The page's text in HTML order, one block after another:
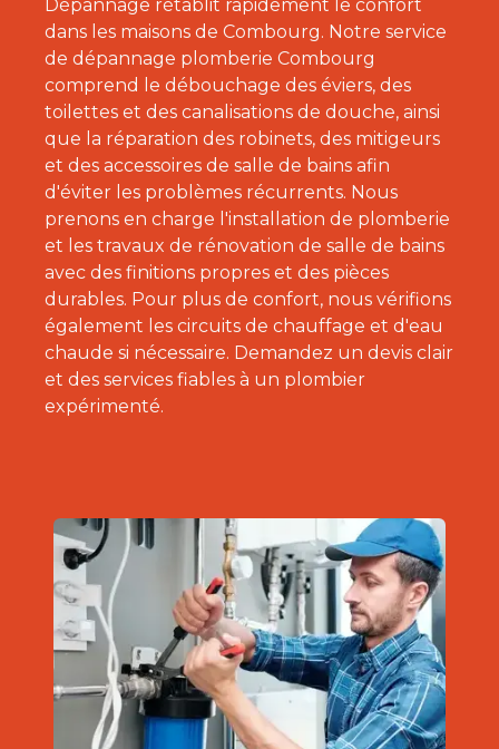
Dépannage rétablit rapidement le confort
dans les maisons de Combourg. Notre service
de dépannage plomberie Combourg
comprend le débouchage des éviers, des
toilettes et des canalisations de douche, ainsi
que la réparation des robinets, des mitigeurs
et des accessoires de salle de bains afin
d'éviter les problèmes récurrents. Nous
prenons en charge l'installation de plomberie
et les travaux de rénovation de salle de bains
avec des finitions propres et des pièces
durables. Pour plus de confort, nous vérifions
également les circuits de chauffage et d'eau
chaude si nécessaire. Demandez un devis clair
et des services fiables à un plombier
expérimenté.